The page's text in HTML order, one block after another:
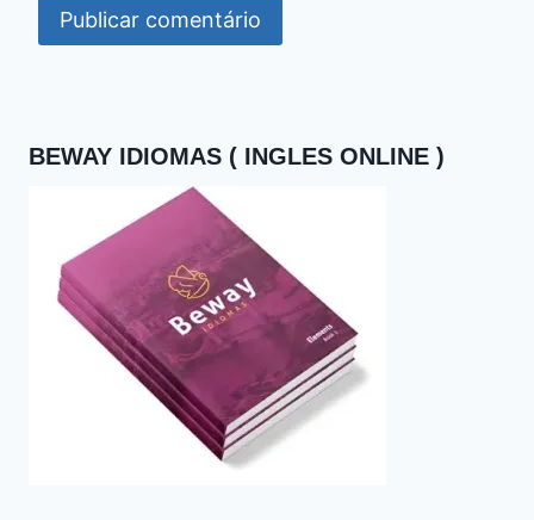
BEWAY IDIOMAS ( INGLES ONLINE )